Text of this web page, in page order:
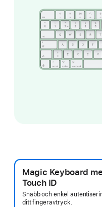
Magic Keyboard
Touch ID
Snabb och enkel
ditt fingeravtryck.